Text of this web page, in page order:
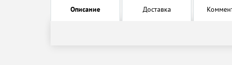
Описание Доставка